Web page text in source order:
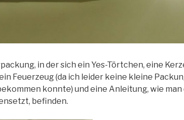
in der sich ein Yes-Törtchen, eine
Feuerzeug (da ich leider keine kleine
konnte) und eine Anleitung, wie man
befinden.